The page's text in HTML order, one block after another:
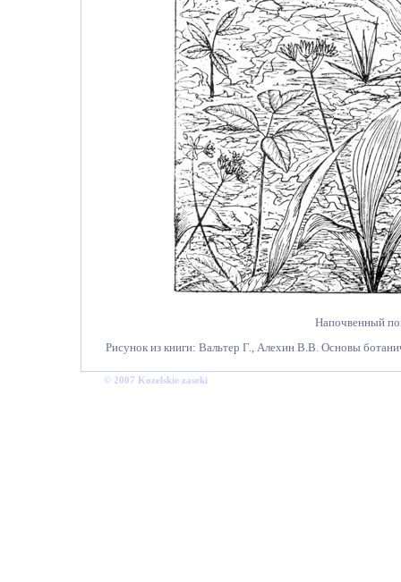
Напочвенный
Рисунок из книги: Вальтер Г.,Алехин В.В. Основы
© 2007 Kozelskie zaseki